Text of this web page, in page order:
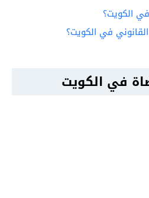
الكويت؟
في الكويت؟
في الكويت